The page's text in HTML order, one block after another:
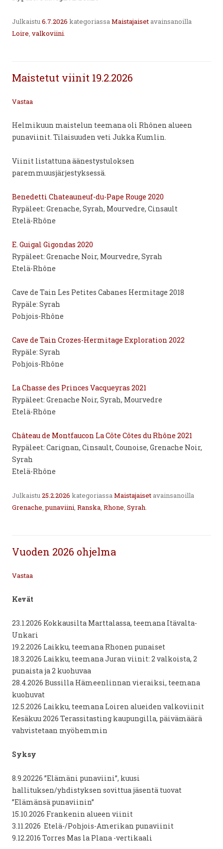
Julkaistu6.7.2026 kategoriassaMaistajaiset avainsanoilla
Loire, valkoviini.
Maistetut viinit 19.2.2026
Vastaa
Helmikuun maistelun teemana oli Rhônen alueen
punaviinit. Tilaisuuden veti Jukka Kumlin.
Viinit listattuna äänestystuloksen
paremmuusjärjestyksessä.
Benedetti Chateauneuf-du-Pape Rouge 2020
Rypäleet: Grenache, Syrah, Mourvedre, Cinsault
Etelä-Rhône
E. Guigal Gigondas 2020
Rypäleet: Grenache Noir, Mourvedre, Syrah
Etelä-Rhône
Cave de Tain Les Petites Cabanes Hermitage 2018
Rypäle: Syrah
Pohjois-Rhône
Cave de Tain Crozes-Hermitage Exploration 2022
Rypäle: Syrah
Pohjois-Rhône
La Chasse des Princes Vacqueyras 2021
Rypäleet: Grenache Noir, Syrah, Mourvedre
Etelä-Rhône
Château de Montfaucon La Côte Côtes du Rhône 2021
Rypäleet: Carignan, Cinsault, Counoise, Grenache Noir,
Syrah
Etelä-Rhône
Julkaistu25.2.2026 kategoriassaMaistajaiset avainsanoilla
Grenache,punaviini, Ranska, Rhone, Syrah.
Vuoden 2026 ohjelma
Vastaa
Kevät
23.1.2026 Kokkausilta Marttalassa, teemana Itävalta-
Unkari
19.2.2026 Laikku, teemana Rhonen punaiset
18.3.2026 Laikku, teemana Juran viinit: 2 valkoista, 2
punaista ja 2 kuohuvaa
28.4.2026 Bussilla Hämeenlinnan vieraiksi, teemana
kuohuvat
12.5.2026 Laikku, teemana Loiren alueiden valkoviinit
Kesäkuu 2026 Terassitasting kaupungilla, päivämäärä
vahvistetaan myöhemmin
Syksy
8.9.20226 ”Elämäni punaviini”, kuusi
hallituksen/yhdistyksen sovittua jäsentä tuovat
”Elämänsä punaviinin”
15.10.2026 Frankenin alueen viinit
3.11.2026 Etelä-/Pohjois-Amerikan punaviinit
9.12.2016 Torres Mas la Plana -vertikaali